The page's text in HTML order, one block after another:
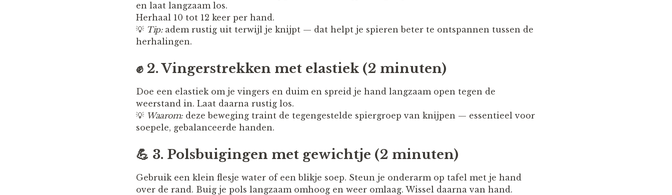
en laat langzaam los.
Herhaal 10 tot 12 keer per hand.
💡 Tip:adem rustig uit terwijl je knijpt — dat helpt je spieren beter te ontspannen tussen de
herhalingen.
✊ 2. Vingerstrekken met elastiek (2 minuten)
Doe een elastiek om je vingers en duim en spreid je hand langzaam open tegen de
weerstand in. Laat daarna rustig los.
💡 Waarom:deze beweging traint de tegengestelde spiergroep van knijpen — essentieel voor
soepele, gebalanceerde handen.
💪 3. Polsbuigingen met gewichtje (2 minuten)
Gebruik een klein flesje water of een blikje soep. Steun je onderarm op tafel met je hand
over de rand. Buig je pols langzaam omhoog en weer omlaag. Wissel daarna van hand.